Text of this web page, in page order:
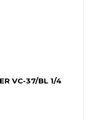
VC-37/BL 1/4